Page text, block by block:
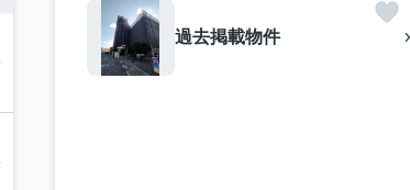
過去掲載物件